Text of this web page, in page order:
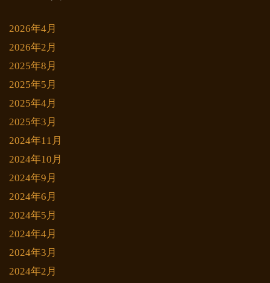
2026年4月
2026年2月
2025年8月
2025年5月
2025年4月
2025年3月
2024年11月
2024年10月
2024年9月
2024年6月
2024年5月
2024年4月
2024年3月
2024年2月